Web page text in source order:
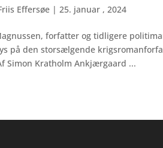
Effersøe |25. januar , 2024
forfatter og tidligere
på den storsælgende
Simon Kratholm Ankjærgaard ...